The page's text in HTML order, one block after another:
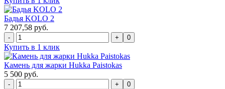
Бадья KOLO 2
7 207,58 руб.
0
Купить в 1 клик
Камень для жарки Hukka Paistokas
5 500 руб.
0